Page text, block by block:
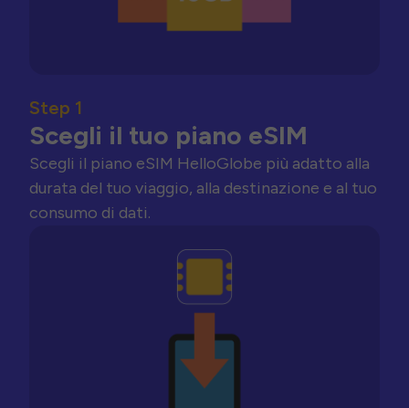
Step 1
Scegli il tuo piano eSIM
Scegli il piano eSIM HelloGlobe più adatto alla
durata del tuo viaggio, alla destinazione e al tuo
consumo di dati.